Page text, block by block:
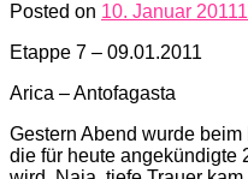
Posted on 10. Januar 2011
Etappe 7 – 09.01.2011
Arica – Antofagasta
Gestern Abend wurde
die für heute angekündigte